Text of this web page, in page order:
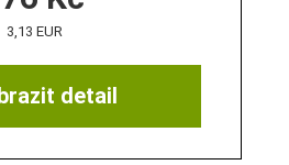
detail
3,13 EUR